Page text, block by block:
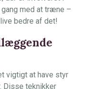
med at træne –
bedre af det!
vigtigt at have styr
Disse teknikker